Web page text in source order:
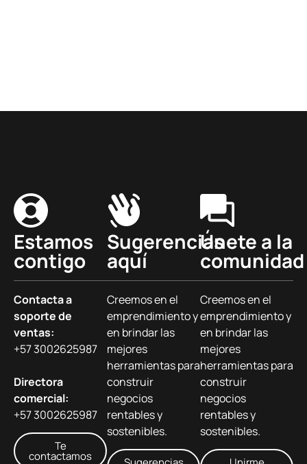
Estamos
contigo
Contacta a
soporte de
ventas:
+57 3002625987
Directora
comercial:
+57 3002625987
Te
contactamos
Sugerencias
aquí
Creemos en el
emprendimiento y
en brindar las
mejores
herramientas para
construir
negocios
rentables y
sostenibles.
Únete a la
comunidad
Creemos en el
emprendimiento y
en brindar las
mejores
herramientas para
construir
negocios
rentables y
sostenibles.